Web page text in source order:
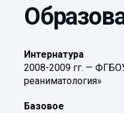
Интернатура
2008-2009 гг. —
реаниматология»
Базовое